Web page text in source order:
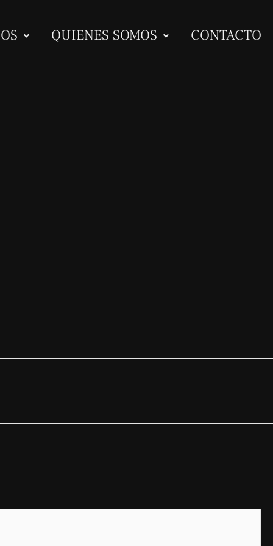
QUIENES SOMOS CONTACTO